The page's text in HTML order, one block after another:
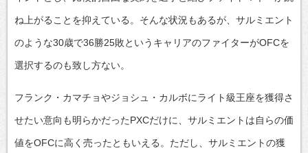
ね上がることを抑えている。そんな状況もあるが、サルミエント
のような30歳で36勝25敗というキャリアのファイターがOFCを
選択するのも致し方ない。
フランク・カマチョやジョシュ・カルボにライト級王座を獲得さ
せたい意向も明らかだったPXCだけに、サルミエントは自らの価
値をOFCに高く売ったともいえる。ただし、サルミエントの獲